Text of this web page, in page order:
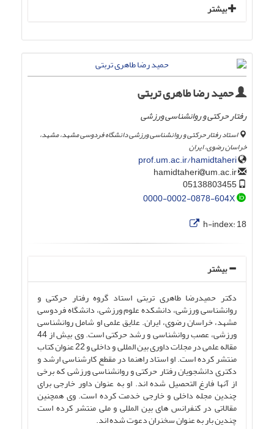
بیشتر
حمید رضا طاهری تربتی
رفتار حرکتی و روانشناسی ورزشی
استاد رفتار حرکتی و روانشناسی ورزشی دانشگاه فردوسی مشهد، مشهد،
خراسان رضوی، ایران
prof.um.ac.ir/hamidtaheri
um.ac.ir
0000-0002-0878-604X
h-index:18
بیشتر
دکتر حمیدرضا طاهری تربتی استاد گروه رفتار حرکتی و
روانشناسی ورزشی، دانشکده علوم ورزشی، دانشگاه فردوسی
مشهد، خراسان رضوی، ایران. علایق علمی او شامل روانشناسی
ورزشی، عصب روانشناسی و رشد حرکتی است. وی بیش از 44
مقاله علمی در مجلات داوری بین المللی و داخلی و 22 عنوان کتاب
منتشر کرده است. او استاد راهنما در مقطع کارشناسی ارشد و
دکتری دانشجویان رفتار حرکتی و روانشناسی ورزشی که برخی
از آنها فارغ التحصیل شده اند. او به عنوان داور خارجی برای
چندین مجله داخلی و خارجی خدمت کرده است. وی همچنین
مقالاتی در کنفرانس های بین المللی و ملی منتشر کرده است
چندین بار به عنوان سخنران دعوت شده اند.